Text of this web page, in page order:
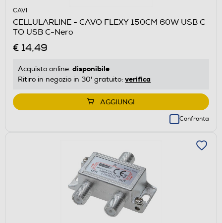
CAVI
CELLULARLINE - CAVO FLEXY 150CM 60W USB C
TO USB C-Nero
€ 14,49
Acquisto online: disponibile
Ritiro in negozio in 30' gratuito: verifica
AGGIUNGI
Confronta